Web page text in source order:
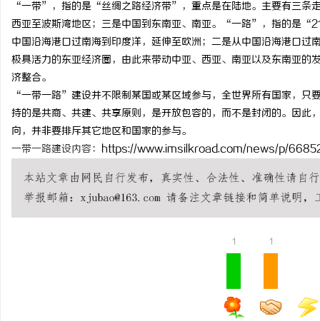
“一带”，指的是“丝绸之路经济带”，重点是在陆地。主要有三条
西亚至波斯湾地区；三是中国到东南亚、南亚。“一路”，指的是
中国沿海港口过南海到印度洋，延伸至欧洲；二是从中国沿海港口
极具活力的东亚经济圈，由此来带动中亚、西亚、南亚以及东南亚
济整合。
“一带一路”建设并不限制某国或某区域参与，全世界所有国家，
持的是共商、共建、共享原则，是开放包容的，而不是封闭的。因
向，并非要排斥其它地区和国家的参与。
一带一路建设内容：https://www.imsilkroad.com/news/p/
1 1
武汉配眼镜 上海配眼镜